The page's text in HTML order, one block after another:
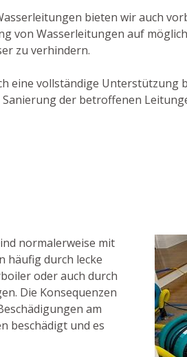
bieten wir auch
von Wasserleitungen auf
zu verhindern.
eine vollständige Unterstützung
der betroffenen
normalerweise mit
häufig durch lecke
oder auch durch
Die Konsequenzen
am
beschädigt und es